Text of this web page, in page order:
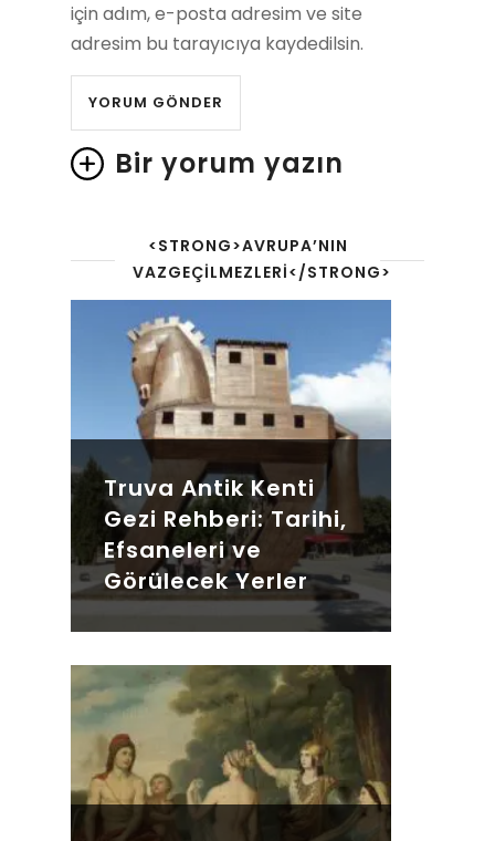
için adım, e-posta adresim ve site
adresim bu tarayıcıya kaydedilsin.
Bir yorum yazın
<STRONG>AVRUPA’NIN
VAZGEÇILMEZLERI</STRONG>
Truva Antik Kenti
Gezi Rehberi: Tarihi,
Efsaneleri ve
Görülecek Yerler